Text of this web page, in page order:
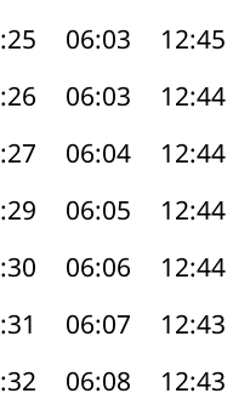
06:03 12:45
06:03 12:44
06:04 12:44
06:05 12:44
06:06 12:44
06:07 12:43
06:08 12:43